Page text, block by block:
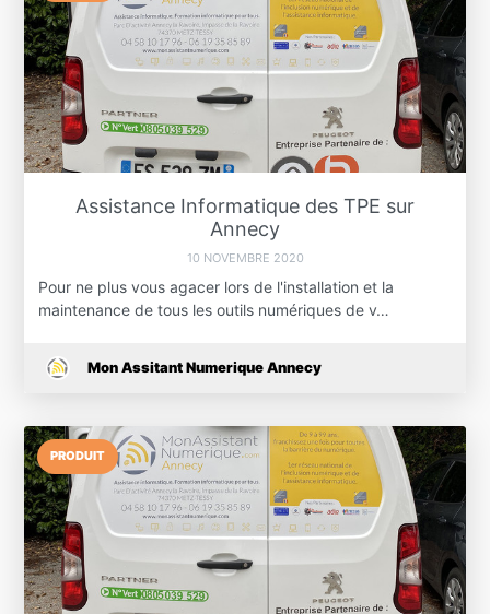
Assistance Informatique des TPE sur
Annecy
10 NOVEMBRE 2020
Pour ne plus vous agacer lors de l'installation et la
maintenance de tous les outils numériques de v…
Mon Assitant Numerique Annecy
PRODUIT